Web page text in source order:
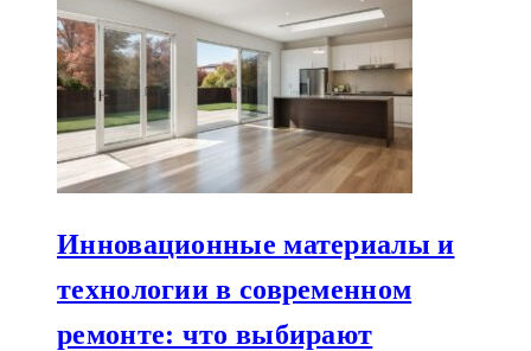
Инновационные материалы и
технологии в современном
ремонте: что выбирают